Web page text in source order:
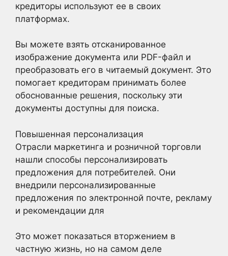
кредиторы используют ее в своих
платформах.
Вы можете взять отсканированное
изображение документа или PDF-файл и
преобразовать его в читаемый документ. Это
помогает кредиторам принимать более
обоснованные решения, поскольку эти
документы доступны для поиска.
Повышенная персонализация
Отрасли маркетинга и розничной торговли
нашли способы персонализировать
предложения для потребителей. Они
внедрили персонализированные
предложения по электронной почте, рекламу
и рекомендации для
Это может показаться вторжением в
частную жизнь, но на самом деле